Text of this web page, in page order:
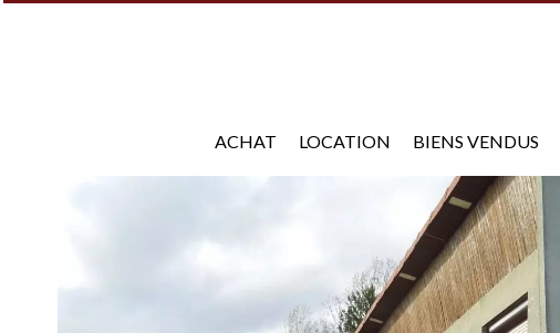
ACHAT LOCATION BIENS VENDUS